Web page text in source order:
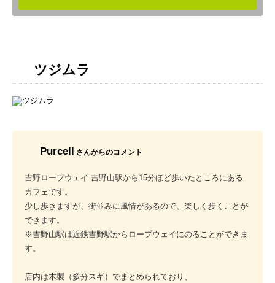
ツジムラ
Purcell さんからのコメント
吉野ロープウェイ 吉野山駅から15分ほど歩いたところにある
カフェです。
少し歩きますが、街並みに風情があるので、楽しく歩くことが
できます。
※吉野山駅は近鉄吉野駅からロープウェイにのることができま
す。
店内は木製（多分スギ）でまとめられており、